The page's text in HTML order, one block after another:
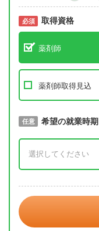
必須 取得資格
薬剤師
薬剤師取得見込
必須 取得予定年
任意 希望の就業時期